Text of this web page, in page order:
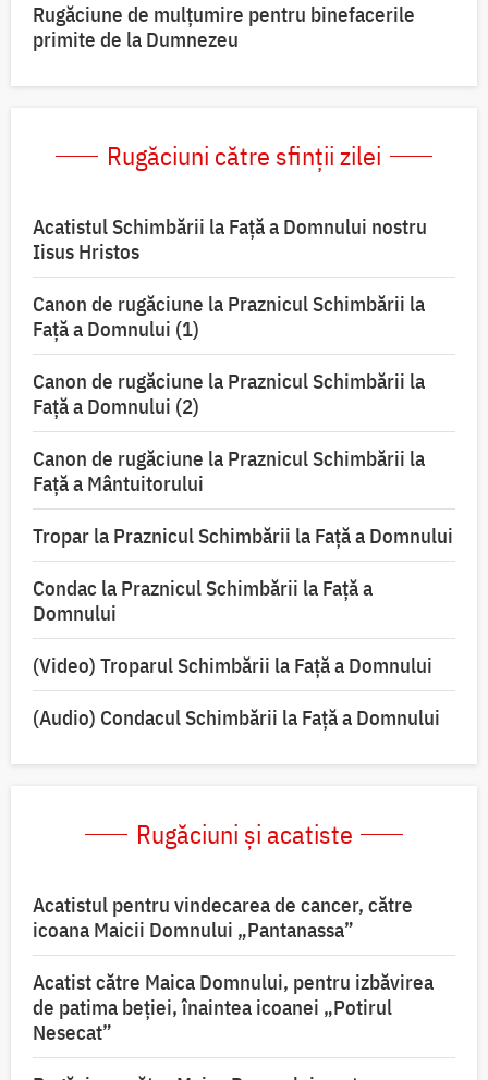
Rugăciune de mulțumire pentru binefacerile
primite de la Dumnezeu
Rugăciuni către sfinții zilei
Acatistul Schimbării la Faţă a Domnului nostru
Iisus Hristos
Canon de rugăciune la Praznicul Schimbării la
Faţă a Domnului (1)
Canon de rugăciune la Praznicul Schimbării la
Faţă a Domnului (2)
Canon de rugăciune la Praznicul Schimbării la
Față a Mântuitorului
Tropar la Praznicul Schimbării la Faţă a Domnului
Condac la Praznicul Schimbării la Faţă a
Domnului
(Video) Troparul Schimbării la Față a Domnului
(Audio) Condacul Schimbării la Față a Domnului
Rugăciuni și acatiste
Acatistul pentru vindecarea de cancer, către
icoana Maicii Domnului „Pantanassa”
Acatist către Maica Domnului, pentru izbăvirea
de patima beției, înaintea icoanei „Potirul
Nesecat”